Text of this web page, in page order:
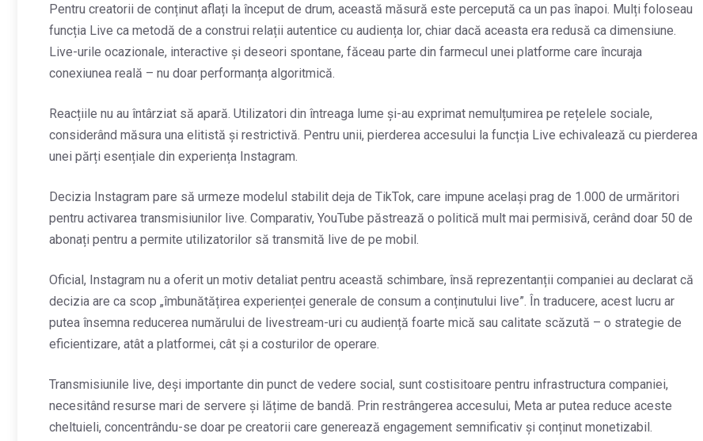
Pentru creatorii de conținut aflați la început de drum, această măsură este percepută ca un pas înapoi. Mulți foloseau
funcția Live ca metodă de a construi relații autentice cu audiența lor, chiar dacă aceasta era redusă ca dimensiune.
Live-urile ocazionale, interactive și deseori spontane, făceau parte din farmecul unei platforme care încuraja
conexiunea reală – nu doar performanța algoritmică.
Reacțiile nu au întârziat să apară. Utilizatori din întreaga lume și-au exprimat nemulțumirea pe rețelele sociale,
considerând măsura una elitistă și restrictivă. Pentru unii, pierderea accesului la funcția Live echivalează cu pierderea
unei părți esențiale din experiența Instagram.
Decizia Instagram pare să urmeze modelul stabilit deja de TikTok, care impune același prag de 1.000 de urmăritori
pentru activarea transmisiunilor live. Comparativ, YouTube păstrează o politică mult mai permisivă, cerând doar 50 de
abonați pentru a permite utilizatorilor să transmită live de pe mobil.
Oficial, Instagram nu a oferit un motiv detaliat pentru această schimbare, însă reprezentanții companiei au declarat că
decizia are ca scop „îmbunătățirea experienței generale de consum a conținutului live”. În traducere, acest lucru ar
putea însemna reducerea numărului de livestream-uri cu audiență foarte mică sau calitate scăzută – o strategie de
eficientizare, atât a platformei, cât și a costurilor de operare.
Transmisiunile live, deși importante din punct de vedere social, sunt costisitoare pentru infrastructura companiei,
necesitând resurse mari de servere și lățime de bandă. Prin restrângerea accesului, Meta ar putea reduce aceste
cheltuieli, concentrându-se doar pe creatorii care generează engagement semnificativ și conținut monetizabil.